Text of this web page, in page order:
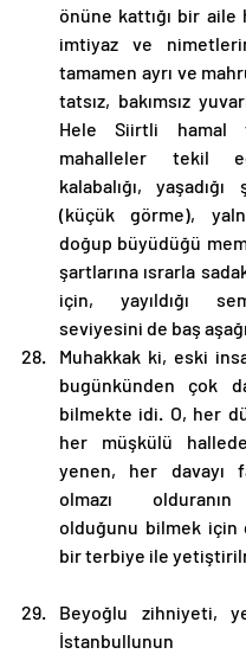
önüne kattığı bir aile
imtiyaz ve
tamamen ayrı ve
tatsız, bakımsız
Hele Siirtli hamal
mahalleler tekil
kalabalığı,
(küçük görme),
doğup büyüdüğü
şartlarına ısrarla
için, yayıldığı
seviyesini de baş
Muhakkak ki, eski
bugünkünden çok
bilmekte idi. O, her
her müşkülü
yenen, her davayı
olmazı
olduğunu bilmek için
bir terbiye ile
Beyoğlu zihniyeti,
İstanbullunun